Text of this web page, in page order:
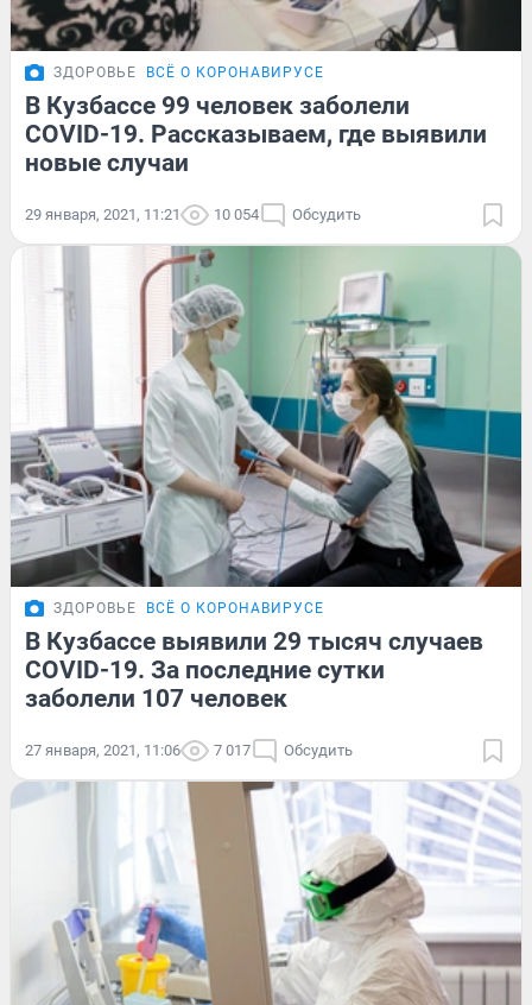
ЗДОРОВЬЕ ВСЁ О КОРОНАВИРУСЕ
В Кузбассе 99 человек заболели
COVID-19. Рассказываем, где выявили
новые случаи
29 января, 2021, 11:21 10 054 Обсудить
ЗДОРОВЬЕ ВСЁ О КОРОНАВИРУСЕ
В Кузбассе выявили 29 тысяч случаев
COVID-19. За последние сутки
заболели 107 человек
27 января, 2021, 11:06 7 017 Обсудить